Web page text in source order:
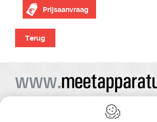
Prijsaanvraag
Terug
Alle prijzen zijn onder voorbehoud van
Bij bestelling ontvangt u vooraf de levering steeds een
Copyright© alle rechten voorbehouden , gehele of